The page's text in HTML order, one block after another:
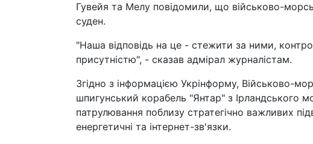
Гувейя та Мелу повідомили, що військово-
суден.
"Наша відповідь на це - стежити за ними,
присутністю", - сказав адмірал журналістам.
Згідно з інформацією Укрінформу, Військово-
шпигунський корабель "Янтар" з Ірландського
патрулювання поблизу стратегічно важливих
енергетичні та інтернет-зв'язки.